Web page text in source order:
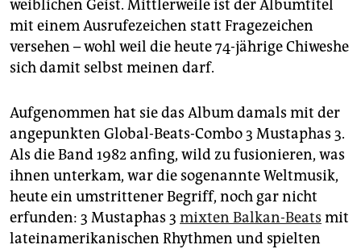
weiblichen Geist. Mittlerweile ist der Albumtitel
mit einem Ausrufezeichen statt Fragezeichen
versehen – wohl weil die heute 74-jährige Chiweshe
sich damit selbst meinen darf.
Aufgenommen hat sie das Album damals mit der
angepunkten Global-Beats-Combo 3 Mustaphas 3.
Als die Band 1982 anfing, wild zu fusionieren, was
ihnen unterkam, war die sogenannte Weltmusik,
heute ein umstrittener Begriff, noch gar nicht
erfunden: 3 Mustaphas 3 mixten Balkan-Beats mit
lateinamerikanischen Rhythmen und spielten